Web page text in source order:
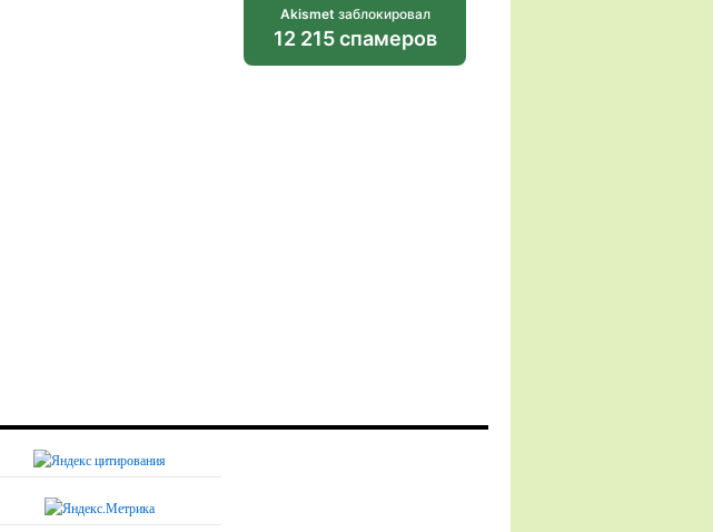
Akismet заблокировал
12 215 спамеров